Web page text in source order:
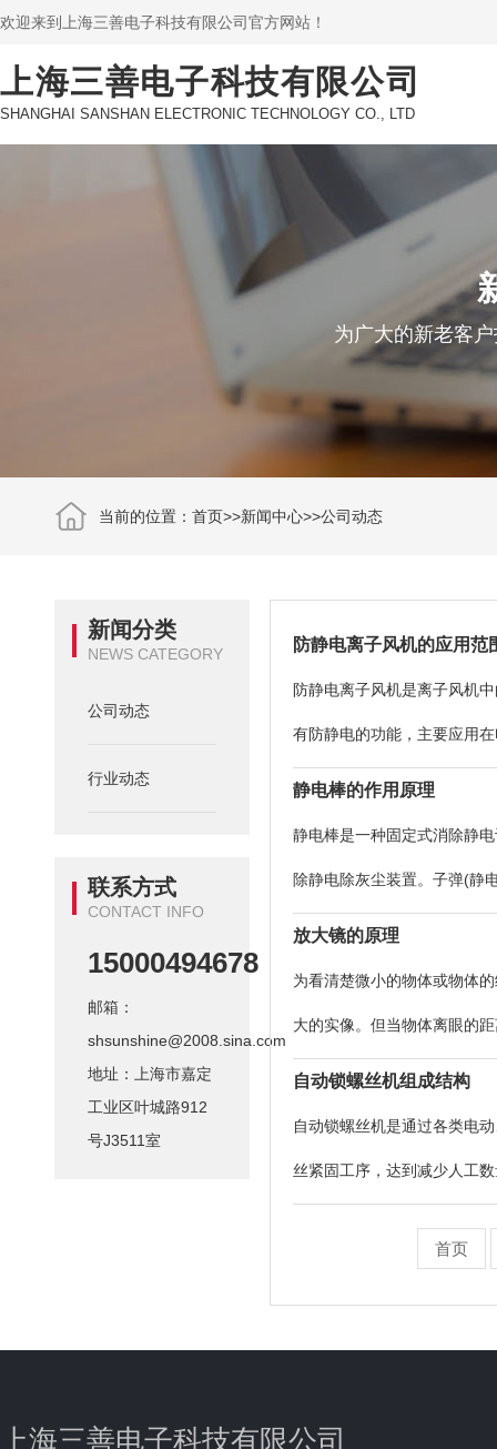
欢迎来到上海三善电子科技有限公司官方网站！
上海三善电子科技有限公司
SHANGHAI SANSHAN ELECTRONIC TECHNOLOGY CO., LTD
为广大的新老客
当前的位置： 首页>>新闻中心>>公司动态
新闻分类
NEWS CATEGORY
公司动态
行业动态
联系方式
CONTACT INFO
15000494678
邮箱：
shsunshine@2008.sina.com
地址：上海市嘉定
工业区叶城路912
号J3511室
防静电离子风机的应用范
防静电离子风机是离子风机
有防静电的功能，主要应用
小、重量轻、安装方便等特
静电棒的作用原理
静电棒是一种固定式消除静
除静电除灰尘装置。子弹(静
所带的电荷中和掉。当物体
放大镜的原理
为看清楚微小的物体或物体
大的实像。但当物体离眼的
有足够大的张角，而且还应
自动锁螺丝机组成结构
自动锁螺丝机是通过各类电
丝紧固工序，达到减少人工
节。锁付机构锁付机构通过配
首页
上海三善电子科技有限公司